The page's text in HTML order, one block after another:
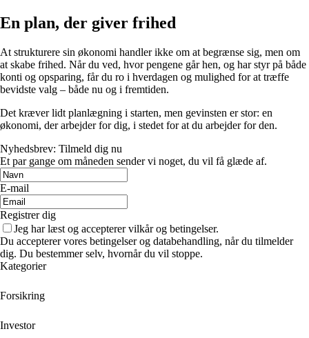
En plan, der giver frihed
At strukturere sin økonomi handler ikke om at begrænse sig, men om
at skabe frihed. Når du ved, hvor pengene går hen, og har styr på både
konti og opsparing, får du ro i hverdagen og mulighed for at træffe
bevidste valg – både nu og i fremtiden.
Det kræver lidt planlægning i starten, men gevinsten er stor: en
økonomi, der arbejder for dig, i stedet for at du arbejder for den.
Nyhedsbrev: Tilmeld dig nu
Et par gange om måneden sender vi noget, du vil få glæde af.
E-mail
Registrer dig
Jeg har læst og accepterer vilkår og betingelser.
Du accepterer vores betingelser og databehandling, når du tilmelder
dig. Du bestemmer selv, hvornår du vil stoppe.
Kategorier
Forsikring
Investor